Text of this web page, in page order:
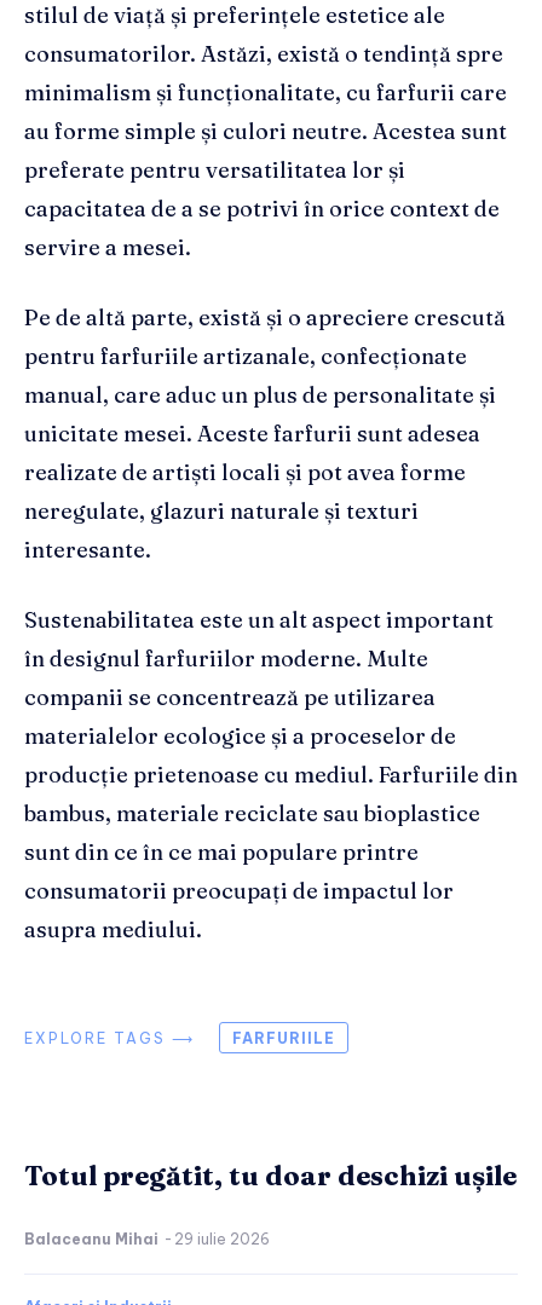
stilul de viață și preferințele estetice ale
consumatorilor. Astăzi, există o tendință spre
minimalism și funcționalitate, cu farfurii care
au forme simple și culori neutre. Acestea sunt
preferate pentru versatilitatea lor și
capacitatea de a se potrivi în orice context de
servire a mesei.
Pe de altă parte, există și o apreciere crescută
pentru farfuriile artizanale, confecționate
manual, care aduc un plus de personalitate și
unicitate mesei. Aceste farfurii sunt adesea
realizate de artiști locali și pot avea forme
neregulate, glazuri naturale și texturi
interesante.
Sustenabilitatea este un alt aspect important
în designul farfuriilor moderne. Multe
companii se concentrează pe utilizarea
materialelor ecologice și a proceselor de
producție prietenoase cu mediul. Farfuriile din
bambus, materiale reciclate sau bioplastice
sunt din ce în ce mai populare printre
consumatorii preocupați de impactul lor
asupra mediului.
EXPLORE TAGS ⟶ FARFURIILE
Totul pregătit, tu doar deschizi ușile
Balaceanu Mihai - 29 iulie 2026